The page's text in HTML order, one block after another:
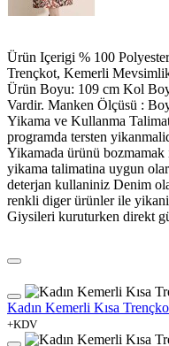
Ürün Içerigi % 100
Trençkot, Kemerli
Ürün Boyu: 109 cm Kol
Vardir. Manken Ölçüsü :
Yikama ve Kullanma
programda tersten
Yikamada ürünü
yikama talimatina uygun
deterjan kullaniniz Denim
renkli diger ürünler ile
Giysileri kuruturken direkt
Kadın Kemerli Kısa
+KDV